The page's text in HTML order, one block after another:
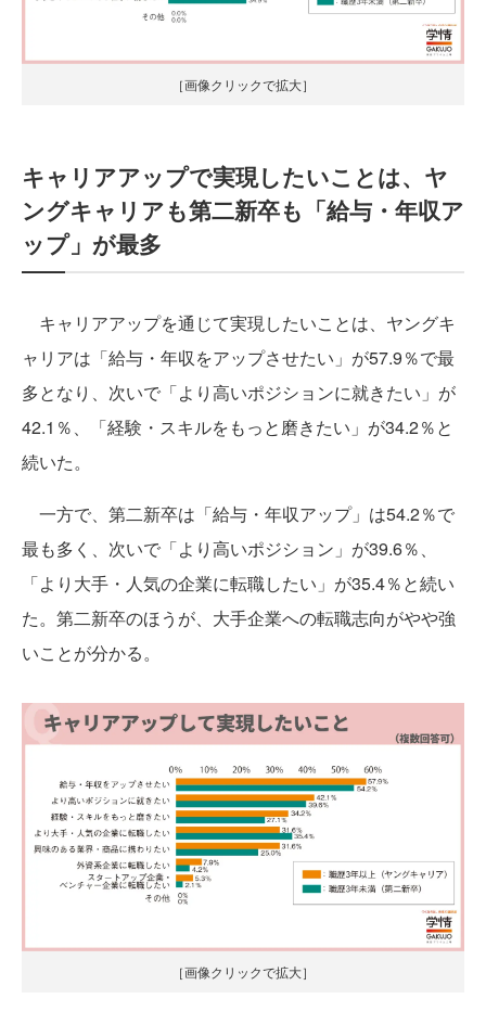
［画像クリックで拡大］
キャリアアップで実現したいことは、ヤ
ングキャリアも第二新卒も「給与・年収ア
ップ」が最多
キャリアアップを通じて実現したいことは、ヤングキ
ャリアは「給与・年収をアップさせたい」が57.9％で最
多となり、次いで「より高いポジションに就きたい」が
42.1％、「経験・スキルをもっと磨きたい」が34.2％と
続いた。
一方で、第二新卒は「給与・年収アップ」は54.2％で
最も多く、次いで「より高いポジション」が39.6％、
「より大手・人気の企業に転職したい」が35.4％と続い
た。第二新卒のほうが、大手企業への転職志向がやや強
いことが分かる。
［画像クリックで拡大］